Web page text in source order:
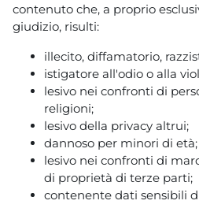
contenuto che, a proprio
giudizio, risulti:
illecito, diffamatorio,
istigatore all'odio o alla
lesivo nei confronti di
religioni;
lesivo della privacy altrui;
dannoso per minori di età;
lesivo nei confronti di
di proprietà di terze parti;
contenente dati sensibili